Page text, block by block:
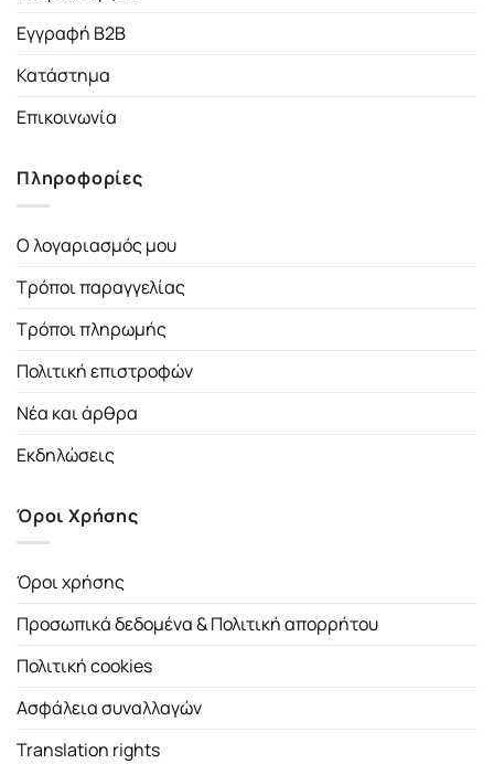
Εγγραφή B2B
Κατάστημα
Επικοινωνία
Πληροφορίες
Ο λογαριασμός μου
Τρόποι παραγγελίας
Τρόποι πληρωμής
Πολιτική επιστροφών
Νέα και άρθρα
Εκδηλώσεις
Όροι Χρήσης
Όροι χρήσης
Προσωπικά δεδομένα & Πολιτική απορρήτου
Πολιτική cookies
Ασφάλεια συναλλαγών
Translation rights